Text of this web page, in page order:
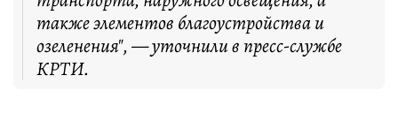
также элементов благоустройства и
озеленения", — уточнили в пресс-службе
КРТИ.